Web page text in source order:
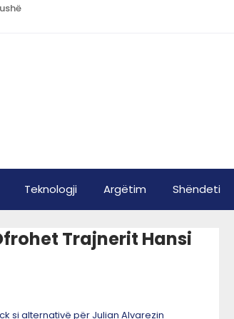
Teknologji Argëtim Shëndeti
Trajnerit Hansi